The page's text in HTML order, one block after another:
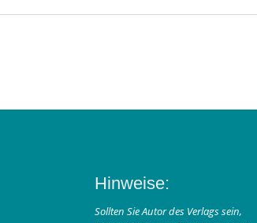
Hinweise:
Sollten Sie Autor des Verlags sein,